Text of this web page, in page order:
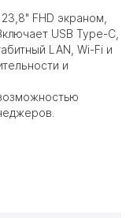
FHD экраном,
USB Type-C,
LAN, Wi-Fi и
и